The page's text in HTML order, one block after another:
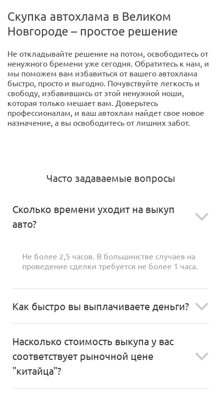
Скупка автохлама в Великом
Новгороде – простое решение
Не откладывайте решение на потом, освободитесь от
ненужного бремени уже сегодня. Обратитесь к нам, и
мы поможем вам избавиться от вашего автохлама
быстро, просто и выгодно. Почувствуйте легкость и
свободу, избавившись от этой ненужной ноши,
которая только мешает вам. Доверьтесь
профессионалам, и ваш автохлам найдет свое новое
назначение, а вы освободитесь от лишних забот.
Часто задаваемые вопросы
Сколько времени уходит на выкуп
авто?
Не более 2,5 часов. В большинстве случаев на
проведение сделки требуется не более 1 часа.
Как быстро вы выплачиваете деньги?
Насколько стоимость выкупа у вас
соответствует рыночной цене
"китайца"?